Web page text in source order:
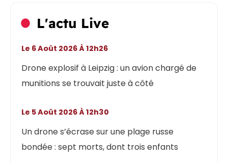
L'actu Live
Drone explosif à Leipzig : un avion chargé de
munitions se trouvait juste à côté
Le 6 Août 2026 À 12h26
Un drone s’écrase sur une plage russe
bondée : sept morts, dont trois enfants
Le 5 Août 2026 À 12h30